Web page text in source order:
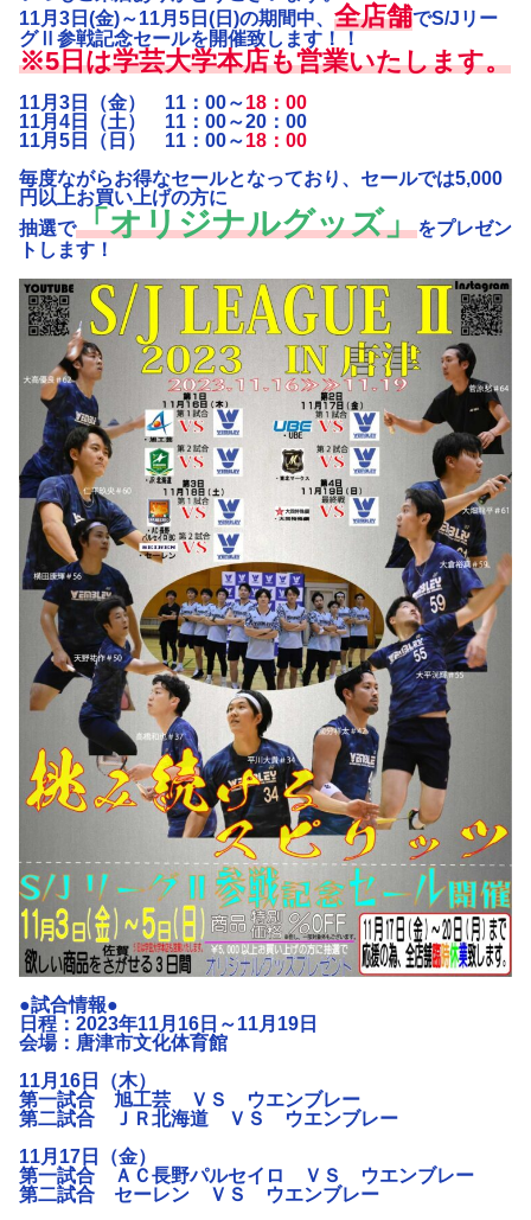
11月3日(金)～11月5日(日)の期間中、 全店舗でS/Jリー
グⅡ参戦記念セールを開催致します！！
※5日は学芸大学本店も営業いたします。
11月3日（金） 11：00～18：00
11月4日（土） 11：00～20：00
11月5日（日） 11：00～18：00
毎度ながらお得なセールとなっており、セールでは5,000
円以上お買い上げの方に
抽選で「オリジナルグッズ」をプレゼン
トします！
●試合情報●
日程：2023年11月16日～11月19日
会場：唐津市文化体育館
11月16日（木）
第一試合 旭工芸 ＶＳ ウエンブレー
第二試合 ＪＲ北海道 ＶＳ ウエンブレー
11月17日（金）
第一試合 ＡＣ長野パルセイロ ＶＳ ウエンブレー
第二試合 セーレン ＶＳ ウエンブレー